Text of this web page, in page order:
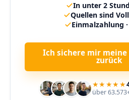
In unter 2
Quellen sind
Einmalzahlung
Ich sichere mir meine
zurück
★★★★★
über